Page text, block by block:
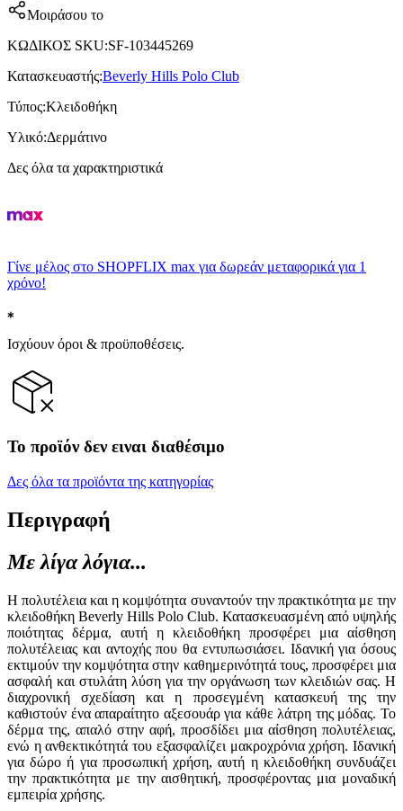
Μοιράσου το
ΚΩΔΙΚΟΣ SKU:SF-103445269
Κατασκευαστής:Beverly Hills Polo Club
Τύπος:Κλειδοθήκη
Υλικό:Δερμάτινο
Δες όλα τα χαρακτηριστικά
Γίνε μέλος στο SHOPFLIX max για δωρεάν μεταφορικά για 1
χρόνο!
Ισχύουν όροι & προϋποθέσεις.
Το προϊόν δεν ειναι διαθέσιμο
Δες όλα τα προϊόντα της κατηγορίας
Περιγραφή
Με λίγα λόγια...
Η πολυτέλεια και η κομψότητα συναντούν την πρακτικότητα με την
κλειδοθήκη Beverly Hills Polo Club. Κατασκευασμένη από υψηλής
ποιότητας δέρμα, αυτή η κλειδοθήκη προσφέρει μια αίσθηση
πολυτέλειας και αντοχής που θα εντυπωσιάσει. Ιδανική για όσους
εκτιμούν την κομψότητα στην καθημερινότητά τους, προσφέρει μια
ασφαλή και στυλάτη λύση για την οργάνωση των κλειδιών σας. Η
διαχρονική σχεδίαση και η προσεγμένη κατασκευή της την
καθιστούν ένα απαραίτητο αξεσουάρ για κάθε λάτρη της μόδας. Το
δέρμα της, απαλό στην αφή, προσδίδει μια αίσθηση πολυτέλειας,
ενώ η ανθεκτικότητά του εξασφαλίζει μακροχρόνια χρήση. Ιδανική
για δώρο ή για προσωπική χρήση, αυτή η κλειδοθήκη συνδυάζει
την πρακτικότητα με την αισθητική, προσφέροντας μια μοναδική
εμπειρία χρήσης.